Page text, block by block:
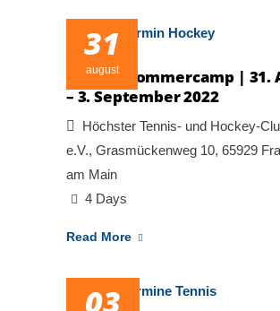
31
august
Hockey Sommercamp | 31.
– 3. September 2022
Höchster Tennis- und Hockey-
e.V., Grasmückenweg 10, 65929
am Main
4 Days
Read More
03